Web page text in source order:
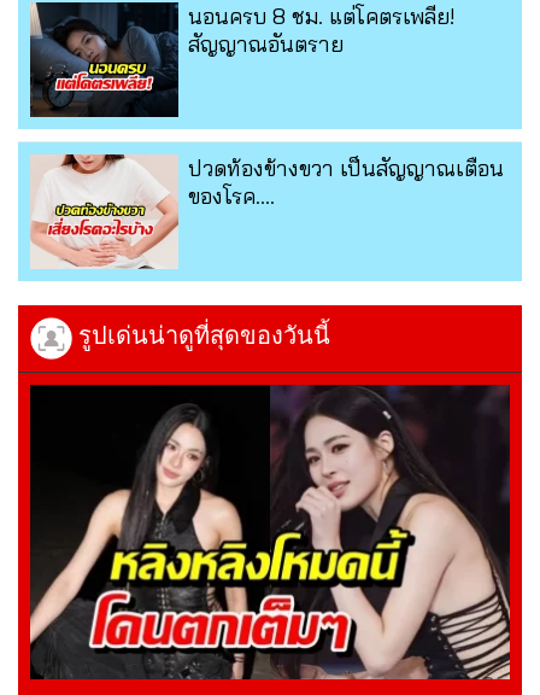
นอนครบ 8 ชม. แต่โคตรเพลีย!
สัญญาณอันตราย
ปวดท้องข้างขวา เป็นสัญญาณเตือน
ของโรค....
รูปเด่นน่าดูที่สุดของวันนี้